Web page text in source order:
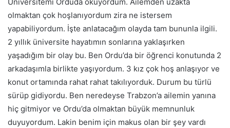
Üniversitemi Orduda okuyordum. Ailemden uzakta
olmaktan çok hoşlanıyordum zira ne istersem
yapabiliyordum. İşte anlatacağım olayda tam bununla ilgili.
2 yıllık üniversite hayatımın sonlarına yaklaşırken
yaşadığım bir olay bu. Ben Ordu’da bir öğrenci konutunda 2
arkadaşımla birlikte yaşıyordum. 3 kız çok hoş anlaşıyor ve
konut ortamında rahat rahat takılıyorduk. Durum bu türlü
sürüp gidiyordu. Ben neredeyse Trabzon’a ailemin yanına
hiç gitmiyor ve Ordu’da olmaktan büyük memnunluk
duyuyordum. Lakin benim için makus olan bir şey vardı